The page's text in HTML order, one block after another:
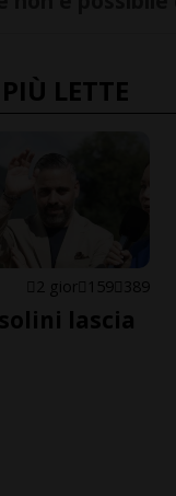
LETTE
2 gior 159 389
lascia